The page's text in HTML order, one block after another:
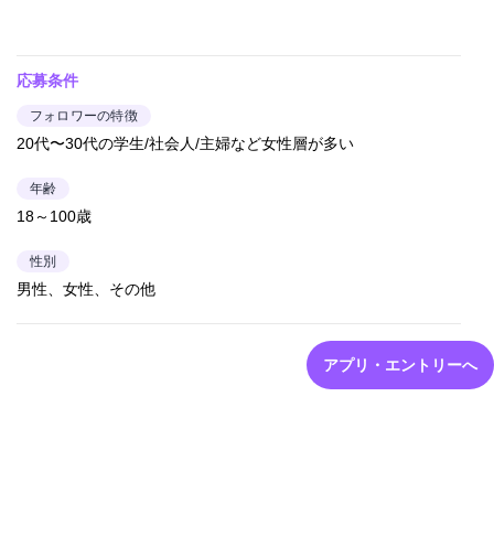
応募条件
フォロワーの特徴
20代〜30代の学生/社会人/主婦など女性層が多い
年齢
18～100歳
性別
男性、女性、その他
アプリ・エントリーへ